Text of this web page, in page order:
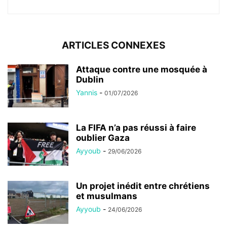
ARTICLES CONNEXES
Attaque contre une mosquée à
Dublin
Yannis - 01/07/2026
La FIFA n’a pas réussi à faire
oublier Gaza
Ayyoub - 29/06/2026
Un projet inédit entre chrétiens
et musulmans
Ayyoub - 24/06/2026